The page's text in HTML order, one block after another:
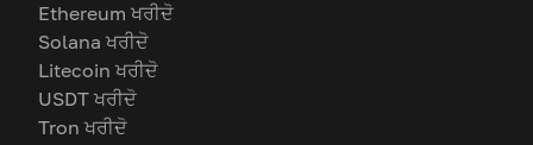
Ethereum ਖਰੀਦੋ
Solana ਖਰੀਦੋ
Litecoin ਖਰੀਦੋ
USDT ਖਰੀਦੋ
Tron ਖਰੀਦੋ